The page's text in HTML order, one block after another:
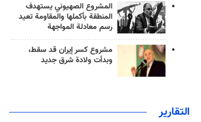
المشروع الصهيوني يستهدف
المنطقة بأكملها والمقاومة تعيد
رسم معادلة المواجهة
مشروع كسر إيران قد سقط،
وبدأت ولادة شرق جديد
التقارير